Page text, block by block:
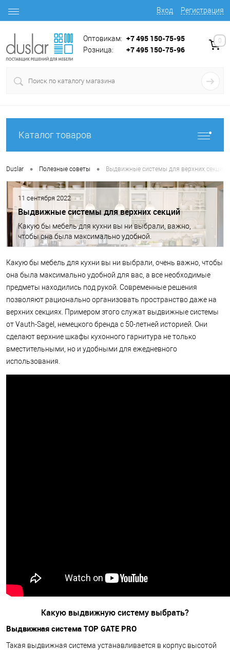
Вход Регистрация
Оптовикам: +7 495 150-75-95
Розница: +7 495 150-75-96
0
Каталог товаров
Duslar • Полезные советы • Выдвижные системы для верхних секций
11 сентября 2022
Выдвижные системы для верхних секций
Какую бы мебель для кухни вы ни выбрали, важно,
чтобы она была максимально удобной.
Какую бы мебель для кухни вы ни выбрали, очень важно, чтобы
она была максимально удобной для вас, а все необходимые
предметы находились под рукой. Современные решения
позволяют рационально организовать пространство даже на
верхних секциях. Примером этого служат выдвижные системы
от Vauth-Sagel, немецкого бренда с 50-летней историей. Они
сделают верхние шкафы кухонного гарнитура не только
вместительными, но и удобными для ежедневного
использования.
Какую выдвижную систему выбрать?
Выдвижная система TOP GATE PRO
Такая выдвижная система устанавливается в корпус высотой